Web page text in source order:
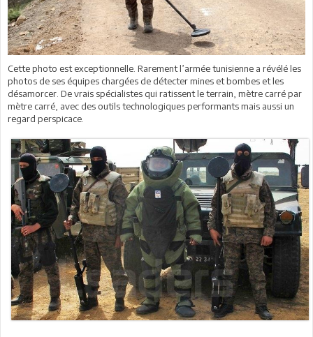
Cette photo est exceptionnelle. Rarement l’armée tunisienne a révélé les
photos de ses équipes chargées de détecter mines et bombes et les
désamorcer. De vrais spécialistes qui ratissent le terrain, mètre carré par
mètre carré, avec des outils technologiques performants mais aussi un
regard perspicace.